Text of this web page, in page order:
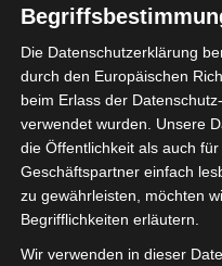
Stade
TORE
Die Datenschutzerklärung
durch den Europäischen
beim Erlass der
verwendet wurden. Unsere
die Öffentlichkeit als auch
Geschäftspartner einfach
zu gewährleisten, möchten
Begrifflichkeiten erläutern.
Wir verwenden in dieser